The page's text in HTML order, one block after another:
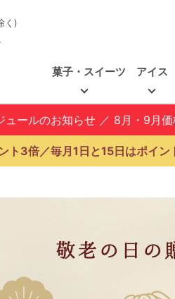
く)
菓子・スイーツ アイス
ュールのお知らせ ／ 8月・9月
ト3倍／毎月1日と15日はポイン